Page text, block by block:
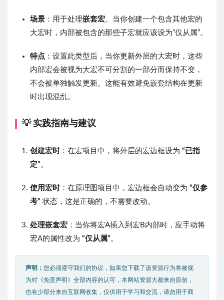
场景 ：用于处理嵌套宏。当你创建一个包含其他宏的
大宏时，内部被包含的那些子宏就应该设为“仅从属”。
特点 ：设置此类型后，当你更新外层的大宏时，这些
内部宏会被视为大宏不可分割的一部分而保持不变，
不会被单独触发更新。这能有效避免嵌套结构在更新
时出现混乱。
💡 实践指南与建议
创建宏时：在宏项目中，将外层的宏边框设为 “已指
定”。
使用宏时：在原理图项目中，宏边框会自动变为 “仅参
考” 状态，这是正确的，不需要改动。
处理嵌套宏 ：当你将宏A插入到宏B内部时，应手动将
宏A的属性改为 “仅从属”。
声明： 您必须遵守我们的协议，如果您下载了该资源行为将被视
为对《免责声明》全部内容的认可，本网站资源大都来自原创，
也有少部分来自互联网收集，仅供用于学习和交流，请勿用于商